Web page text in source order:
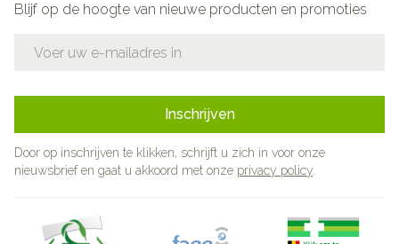
Blijf op de hoogte van nieuwe producten en promoties
Inschrijven
Door op inschrijven te klikken, schrijft u zich in voor onze
nieuwsbrief en gaat u akkoord met onze privacy policy